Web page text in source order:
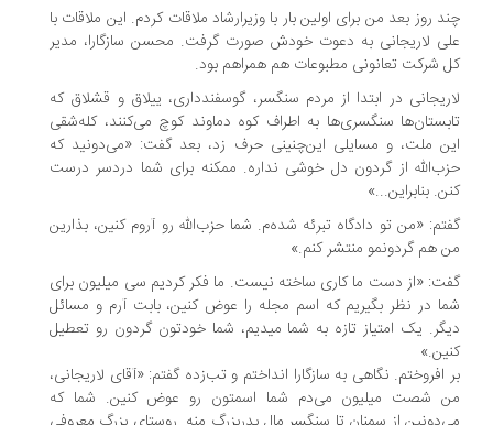
روز بعد من برای اولین بار با وزیرارشاد ملاقات کردم. این ملاقات با
لاریجانی به دعوت خودش صورت گرفت. محسن سازگارا، مدیر
شرکت تعانونی مطبوعات هم همراهم بود.
در ابتدا از مردم سنگسر، گوسفندداری، ییلاق و قشلاق که
سنگسری‌ها به اطراف کوه دماوند کوچ می‌کنند، کله‌شقی‌
ملت، و مسایلی این‌چنینی حرف زد، بعد گفت: «می‌دونید که
از گردون دل خوشی نداره. ممکنه برای شما دردسر درست
بنابراین...»
«من تو دادگاه تبرئه شده‌م. شما حزب‌الله رو آروم کنین، بذارین
هم گردونمو منتشر کنم.»
«از دست ما کاری ساخته نیست. ما فکر کردیم سی میلیون برای
در نظر بگیریم که اسم مجله را عوض کنین، بابت آرم و مسائل
یک امتیاز تازه به شما میدیم، شما خودتون گردون رو تعطیل
افروختم. نگاهی به سازگارا انداختم و تب‌زده گفتم: «آقای لاریجانی،
شصت میلیون می‌دم شما اسمتون رو عوض کنین. شما که